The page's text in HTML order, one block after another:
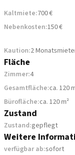
Kaltmiete:700 €
Nebenkosten:150 €
Kaution:2
Fläche
Zimmer:4
Gesamtfläche:ca. 120
Bürofläche:ca. 120 m²
Zustand
Zustand:gepflegt
Weitere
verfügbar ab:sofort